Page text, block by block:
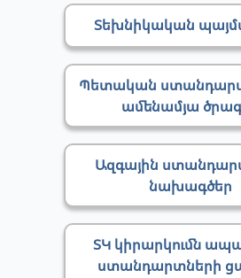
Տեխնիկական
Պետական
ամենամյա
Ազգային
նախագծեր
ՏԿ կիրարկումն
ստանդարտների